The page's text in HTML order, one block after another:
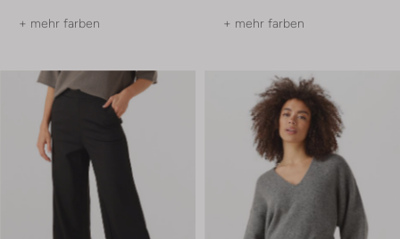
+ mehr farben + mehr farben